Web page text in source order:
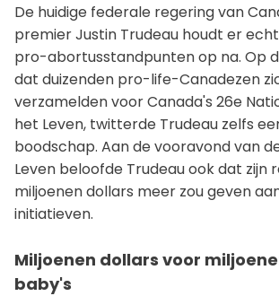
De huidige federale regering van
premier Justin Trudeau houdt er
pro-abortusstandpunten op na. Op
dat duizenden pro-life-Canadezen
verzamelden voor Canada's 26e
het Leven, twitterde Trudeau zelfs
boodschap. Aan de vooravond van
Leven beloofde Trudeau ook dat zijn
miljoenen dollars meer zou geven
initiatieven.
Miljoenen dollars voor
baby's